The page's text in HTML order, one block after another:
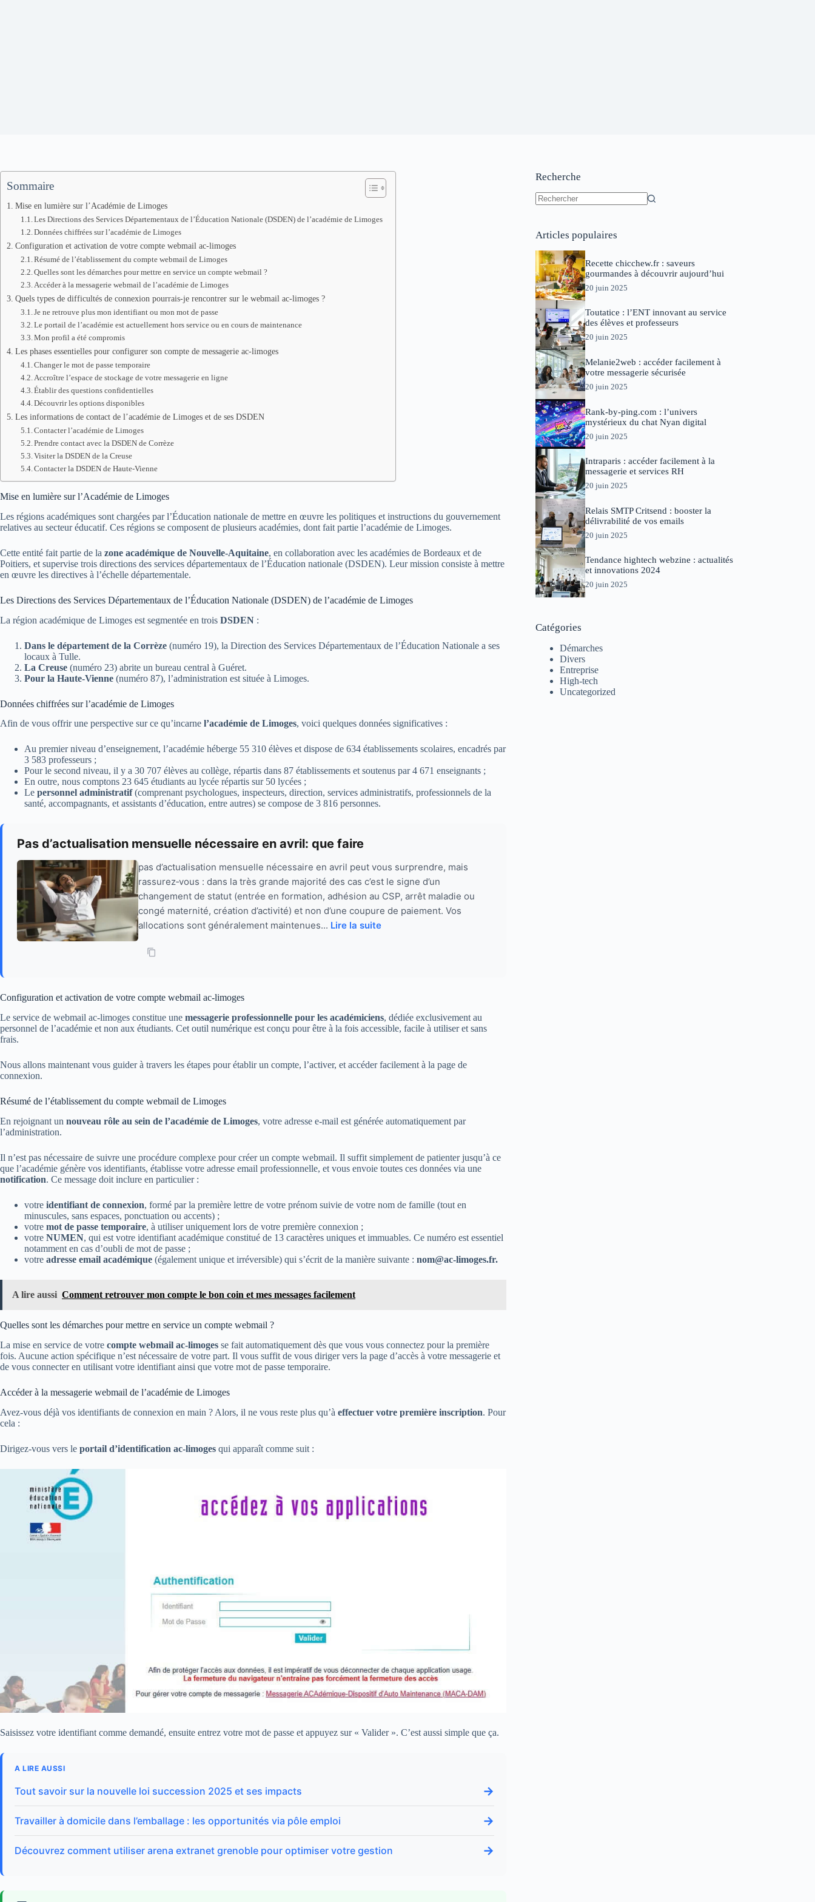
Sommaire
Mise en lumière sur l’Académie de Limoges
Les Directions des Services Départementaux de l’Éducation Nationale (DSDEN) de l’académie de Limoges
Données chiffrées sur l’académie de Limoges
Configuration et activation de votre compte webmail ac-limoges
Résumé de l’établissement du compte webmail de Limoges
Quelles sont les démarches pour mettre en service un compte webmail ?
Accéder à la messagerie webmail de l’académie de Limoges
Quels types de difficultés de connexion pourrais-je rencontrer sur le webmail ac-limoges ?
Je ne retrouve plus mon identifiant ou mon mot de passe
Le portail de l’académie est actuellement hors service ou en cours de maintenance
Mon profil a été compromis
Les phases essentielles pour configurer son compte de messagerie ac-limoges
Changer le mot de passe temporaire
Accroître l’espace de stockage de votre messagerie en ligne
Établir des questions confidentielles
Découvrir les options disponibles
Les informations de contact de l’académie de Limoges et de ses DSDEN
Contacter l’académie de Limoges
Prendre contact avec la DSDEN de Corrèze
Visiter la DSDEN de la Creuse
Contacter la DSDEN de Haute-Vienne
Mise en lumière sur l’Académie de Limoges
Les régions académiques sont chargées par l’Éducation nationale de mettre en œuvre les politiques et instructions du gouvernement
relatives au secteur éducatif. Ces régions se composent de plusieurs académies, dont fait partie l’académie de Limoges.
Cette entité fait partie de la zone académique de Nouvelle-Aquitaine, en collaboration avec les académies de Bordeaux et de
Poitiers, et supervise trois directions des services départementaux de l’Éducation nationale (DSDEN). Leur mission consiste à mettre
en œuvre les directives à l’échelle départementale.
Les Directions des Services Départementaux de l’Éducation Nationale (DSDEN) de l’académie de Limoges
La région académique de Limoges est segmentée en trois DSDEN :
Dans le département de la Corrèze (numéro 19), la Direction des Services Départementaux de l’Éducation Nationale a ses
locaux à Tulle.
La Creuse (numéro 23) abrite un bureau central à Guéret.
Pour la Haute-Vienne (numéro 87), l’administration est située à Limoges.
Données chiffrées sur l’académie de Limoges
Afin de vous offrir une perspective sur ce qu’incarne l’académie de Limoges, voici quelques données significatives :
Au premier niveau d’enseignement, l’académie héberge 55 310 élèves et dispose de 634 établissements scolaires, encadrés par
3 583 professeurs ;
Pour le second niveau, il y a 30 707 élèves au collège, répartis dans 87 établissements et soutenus par 4 671 enseignants ;
En outre, nous comptons 23 645 étudiants au lycée répartis sur 50 lycées ;
Le personnel administratif(comprenant psychologues, inspecteurs, direction, services administratifs, professionnels de la
santé, accompagnants, et assistants d’éducation, entre autres) se compose de 3 816 personnes.
Pas d’actualisation mensuelle nécessaire en avril: que faire
pas d’actualisation mensuelle nécessaire en avril peut vous surprendre, mais
rassurez‑vous : dans la très grande majorité des cas c’est le signe d’un
changement de statut (entrée en formation, adhésion au CSP, arrêt maladie ou
congé maternité, création d’activité) et non d’une coupure de paiement. Vos
allocations sont généralement maintenues... Lire la suite
Configuration et activation de votre compte webmail ac-limoges
Le service de webmail ac-limoges constitue une messagerie professionnelle pour les académiciens, dédiée exclusivement au
personnel de l’académie et non aux étudiants. Cet outil numérique est conçu pour être à la fois accessible, facile à utiliser et sans
frais.
Nous allons maintenant vous guider à travers les étapes pour établir un compte, l’activer, et accéder facilement à la page de
connexion.
Résumé de l’établissement du compte webmail de Limoges
En rejoignant un nouveau rôle au sein de l’académie de Limoges, votre adresse e-mail est générée automatiquement par
l’administration.
Il n’est pas nécessaire de suivre une procédure complexe pour créer un compte webmail. Il suffit simplement de patienter jusqu’à ce
que l’académie génère vos identifiants, établisse votre adresse email professionnelle, et vous envoie toutes ces données via une
notification. Ce message doit inclure en particulier :
votre identifiant de connexion, formé par la première lettre de votre prénom suivie de votre nom de famille (tout en
minuscules, sans espaces, ponctuation ou accents) ;
votre mot de passe temporaire, à utiliser uniquement lors de votre première connexion ;
votre NUMEN, qui est votre identifiant académique constitué de 13 caractères uniques et immuables. Ce numéro est essentiel
notamment en cas d’oubli de mot de passe ;
votre adresse email académique (également unique et irréversible) qui s’écrit de la manière suivante : nom@ac-limoges.fr.
A lire aussi Comment retrouver mon compte le bon coin et mes messages facilement
Quelles sont les démarches pour mettre en service un compte webmail ?
La mise en service de votre compte webmail ac-limoges se fait automatiquement dès que vous vous connectez pour la première
fois. Aucune action spécifique n’est nécessaire de votre part. Il vous suffit de vous diriger vers la page d’accès à votre messagerie et
de vous connecter en utilisant votre identifiant ainsi que votre mot de passe temporaire.
Accéder à la messagerie webmail de l’académie de Limoges
Avez-vous déjà vos identifiants de connexion en main ? Alors, il ne vous reste plus qu’à effectuer votre première inscription. Pour
cela :
Dirigez-vous vers le portail d’identification ac-limoges qui apparaît comme suit :
Saisissez votre identifiant comme demandé, ensuite entrez votre mot de passe et appuyez sur « Valider ». C’est aussi simple que ça.
A LIRE AUSSI
Tout savoir sur la nouvelle loi succession 2025 et ses impacts →
Travailler à domicile dans l’emballage : les opportunités via pôle emploi →
Découvrez comment utiliser arena extranet grenoble pour optimiser votre gestion →
Recherche
Articles populaires
Recette chicchew.fr : saveurs
gourmandes à découvrir aujourd’hui
20 juin 2025
Toutatice : l’ENT innovant au service
des élèves et professeurs
20 juin 2025
Melanie2web : accéder facilement à
votre messagerie sécurisée
20 juin 2025
Rank-by-ping.com : l’univers
mystérieux du chat Nyan digital
20 juin 2025
Intraparis : accéder facilement à la
messagerie et services RH
20 juin 2025
Relais SMTP Critsend : booster la
délivrabilité de vos emails
20 juin 2025
Tendance hightech webzine : actualités
et innovations 2024
20 juin 2025
Catégories
Démarches
Divers
Entreprise
High-tech
Uncategorized